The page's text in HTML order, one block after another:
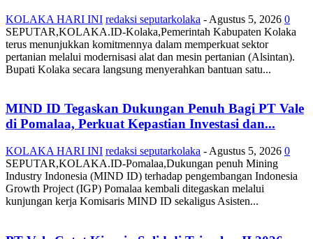
KOLAKA HARI INI redaksi seputarkolaka - Agustus 5, 2026 0
SEPUTAR,KOLAKA.ID-Kolaka,Pemerintah Kabupaten Kolaka
terus menunjukkan komitmennya dalam memperkuat sektor
pertanian melalui modernisasi alat dan mesin pertanian (Alsintan).
Bupati Kolaka secara langsung menyerahkan bantuan satu...
MIND ID Tegaskan Dukungan Penuh Bagi PT Vale
di Pomalaa, Perkuat Kepastian Investasi dan...
KOLAKA HARI INI redaksi seputarkolaka - Agustus 5, 2026 0
SEPUTAR,KOLAKA.ID-Pomalaa,Dukungan penuh Mining
Industry Indonesia (MIND ID) terhadap pengembangan Indonesia
Growth Project (IGP) Pomalaa kembali ditegaskan melalui
kunjungan kerja Komisaris MIND ID sekaligus Asisten...